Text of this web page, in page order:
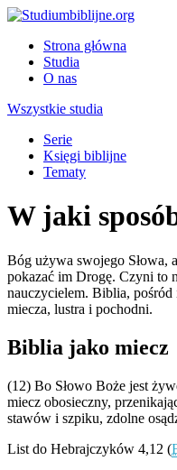
Strona główna
Studia
O nas
Wszystkie studia
Serie
Księgi biblijne
Tematy
W jaki
Bóg używa swojego Słowa,
pokazać im Drogę. Czyni to
nauczycielem. Biblia,
miecza, lustra i pochodni.
Biblia jako miecz
(12) Bo Słowo Boże jest
miecz obosieczny,
stawów i szpiku, zdolne
List do Hebrajczyków 4,12 (